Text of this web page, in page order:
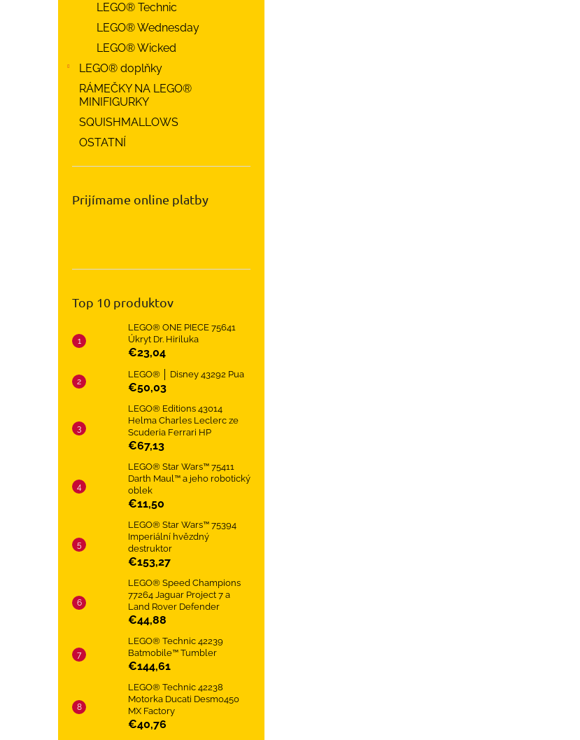
LEGO® Technic
LEGO® Wednesday
LEGO® Wicked
LEGO® doplňky
RÁMEČKY NA LEGO®
MINIFIGURKY
SQUISHMALLOWS
OSTATNÍ
Prijímame online platby
Top 10 produktov
LEGO® ONE PIECE 75641
Úkryt Dr. Hiriluka
€23,04
LEGO® │ Disney 43292 Pua
€50,03
LEGO® Editions 43014
Helma Charles Leclerc ze
Scuderia Ferrari HP
€67,13
LEGO® Star Wars™ 75411
Darth Maul™ a jeho robotický
oblek
€11,50
LEGO® Star Wars™ 75394
Imperiální hvězdný
destruktor
€153,27
LEGO® Speed Champions
77264 Jaguar Project 7 a
Land Rover Defender
€44,88
LEGO® Technic 42239
Batmobile™ Tumbler
€144,61
LEGO® Technic 42238
Motorka Ducati Desmo450
MX Factory
€40,76